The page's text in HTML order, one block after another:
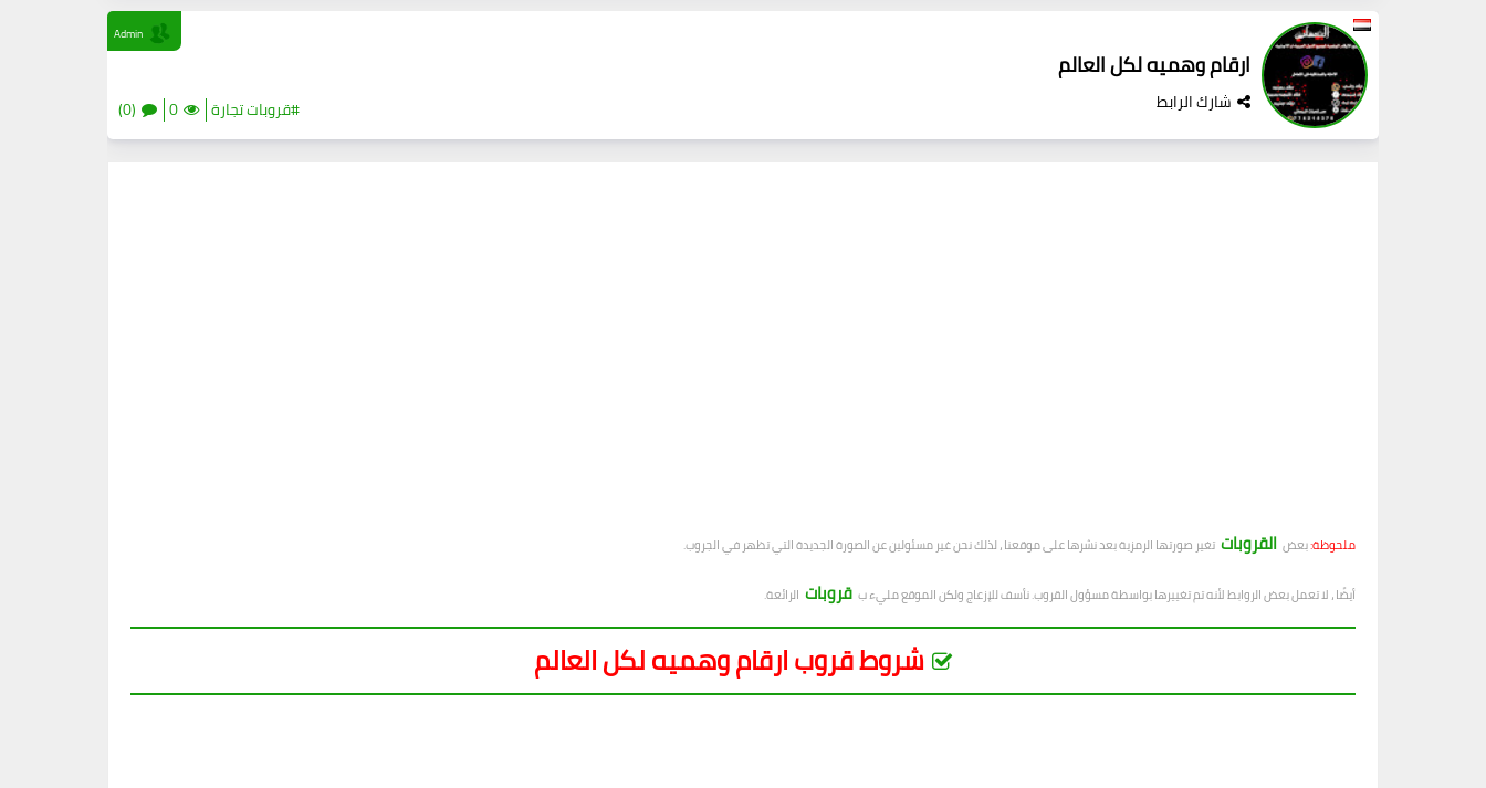
ارقام وهميه لكل العالم
شارك الرابط #قروبات تجارة 0
(0)
Admin
ملحوظة:بعض القروبات تغير صورتها الرمزية بعد نشرها على موقعنا ، لذلك نحن غير مسئولين عن الصورة الجديدة التي تظهر في الجروب.
أيضًا ، لا تعمل بعض الروابط لأنه تم تغييرها بواسطة مسؤول القروب. نأسف للإزعاج ولكن الموقع مليء ب قروبات الرائعة.
شروط قروب ارقام وهميه لكل العالم